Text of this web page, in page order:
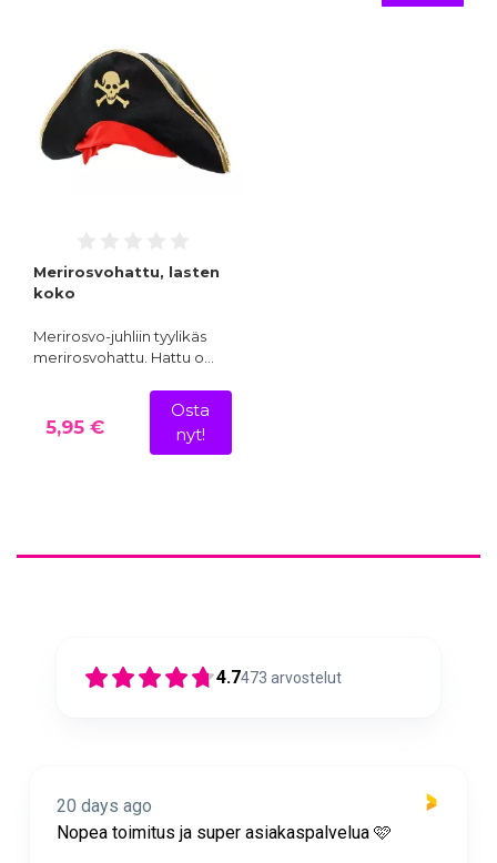
Merirosvohattu, lasten
koko
Merirosvo-juhliin tyylikäs
merirosvohattu. Hattu o…
5,95 €
Osta
nyt!
4.7473 arvostelut
20 days ago
Nopea toimitus ja super asiakaspalvelua 🩷